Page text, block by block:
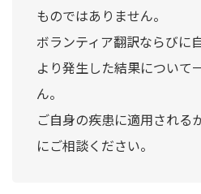
ものではありません。
ボランティア翻訳ならびに
より発生した結果について
ん。
ご自身の疾患に適用される
にご相談ください。